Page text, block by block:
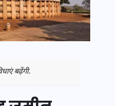
बढ़ेंगी.